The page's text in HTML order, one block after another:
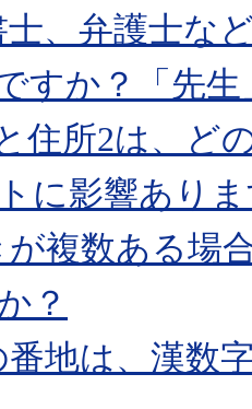
士、弁護士な
ですか？「先
住所2は、ど
に影響あり
が複数ある場
？
番地は、漢数